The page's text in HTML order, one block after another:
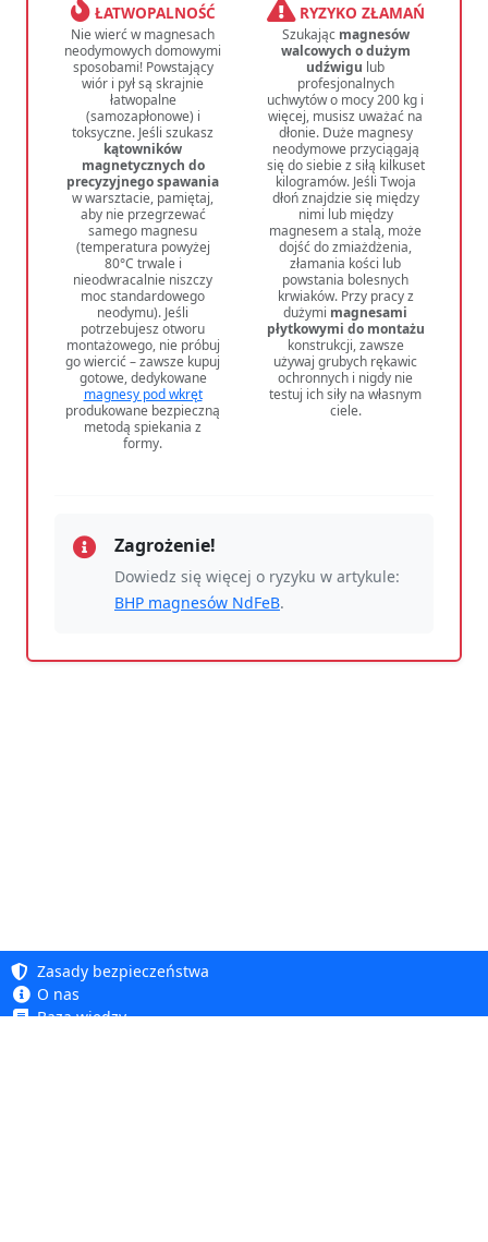
ŁATWOPALNOŚĆ
Nie wierć w magnesach
neodymowych domowymi
sposobami! Powstający
wiór i pył są skrajnie
łatwopalne
(samozapłonowe) i
toksyczne. Jeśli szukasz
kątowników
magnetycznych do
precyzyjnego spawania
w warsztacie, pamiętaj,
aby nie przegrzewać
samego magnesu
(temperatura powyżej
80°C trwale i
nieodwracalnie niszczy
moc standardowego
neodymu). Jeśli
potrzebujesz otworu
montażowego, nie próbuj
go wiercić – zawsze kupuj
gotowe, dedykowane
magnesy pod wkręt
produkowane bezpieczną
metodą spiekania z
formy.
RYZYKO ZŁAMAŃ
Szukając magnesów
walcowych o dużym
udźwigu lub
profesjonalnych
uchwytów o mocy 200 kg i
więcej, musisz uważać na
dłonie. Duże magnesy
neodymowe przyciągają
się do siebie z siłą kilkuset
kilogramów. Jeśli Twoja
dłoń znajdzie się między
nimi lub między
magnesem a stalą, może
dojść do zmiażdżenia,
złamania kości lub
powstania bolesnych
krwiaków. Przy pracy z
dużymi magnesami
płytkowymi do montażu
konstrukcji, zawsze
używaj grubych rękawic
ochronnych i nigdy nie
testuj ich siły na własnym
ciele.
Zagrożenie!
Dowiedz się więcej o ryzyku w artykule:
BHP magnesów NdFeB.
Zasady bezpieczeństwa
O nas
Baza wiedzy